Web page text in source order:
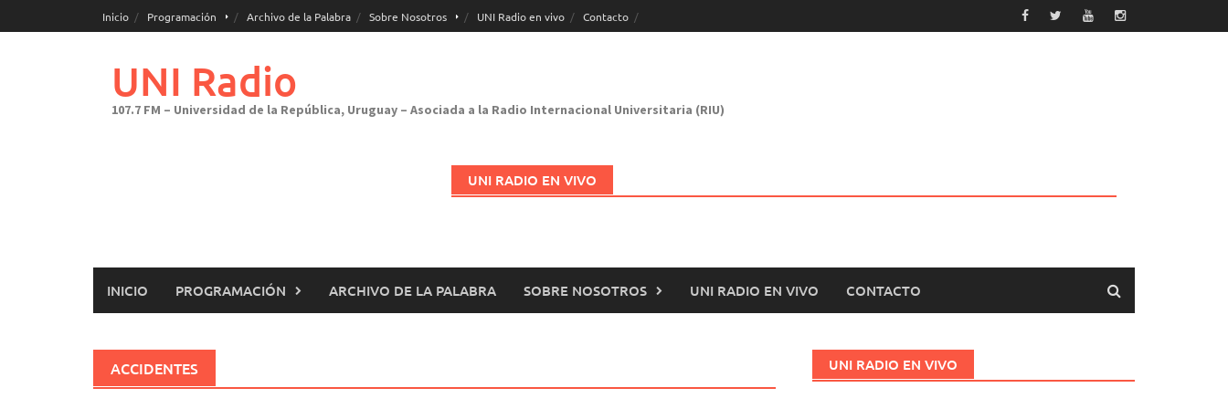
al
Inicio Programación Archivo de la Palabra Sobre Nosotros UNI Radio en vivo Contacto
UNI Radio
107.7 FM – Universidad de la República, Uruguay – Asociada a la Radio Internacional Universitaria (RIU)
UNI RADIO EN VIVO
INICIO PROGRAMACIÓN ARCHIVO DE LA PALABRA SOBRE NOSOTROS UNI RADIO EN VIVO CONTACTO
ACCIDENTES UNI RADIO EN VIVO